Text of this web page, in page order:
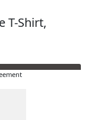
T-Shirt,